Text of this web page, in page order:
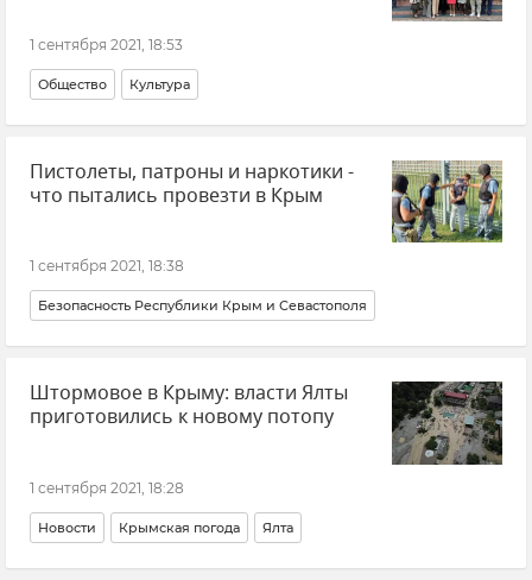
1 сентября 2021, 18:53
Общество Культура
Пистолеты, патроны и наркотики -
что пытались провезти в Крым
1 сентября 2021, 18:38
Безопасность Республики Крым и Севастополя
Штормовое в Крыму: власти Ялты
приготовились к новому потопу
1 сентября 2021, 18:28
Новости Крымская погода Ялта